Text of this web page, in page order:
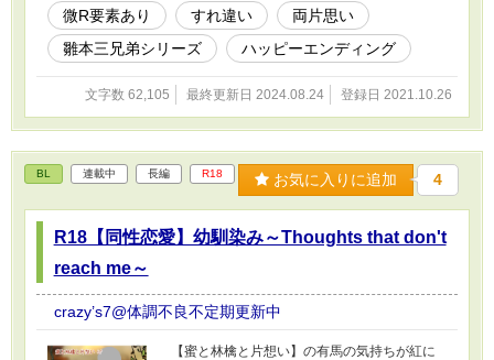
微R要素あり すれ違い
両片思い
雛本三兄弟シリーズ
ハッピーエンディング
文字数 62,105 最終更新日 2024.08.24 登録日 2021.10.26
BL 連載中 長編 R18 お気に入りに追加 4
R18【同性恋愛】幼馴染み～Thoughts that don't
reach me～
crazy’s7@体調不良不定期更新中
【蜜と林檎と片想い】の有馬の気持ちが紅に